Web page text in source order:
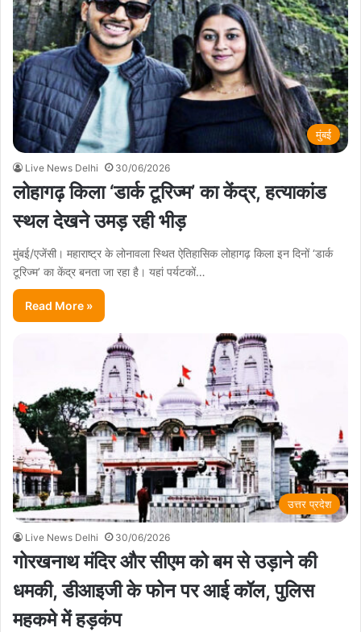
मुंबई
Live News Delhi 30/06/2026
लोहागढ़ किला ‘डार्क टूरिज्म’ का केंद्र, हत्याकांड
स्थल देखने उमड़ रही भीड़
मुंबई/एजेंसी। महाराष्ट्र के लोनावला स्थित ऐतिहासिक लोहागढ़ किला इन दिनों ‘डार्क
टूरिज्म’ का केंद्र बनता जा रहा है। यहां पर्यटकों…
Read More »
उत्तर प्रदेश
Live News Delhi 30/06/2026
गोरखनाथ मंदिर और सीएम को बम से उड़ाने की
धमकी, डीआइजी के फोन पर आई कॉल, पुलिस
महकमे में हड़कंप